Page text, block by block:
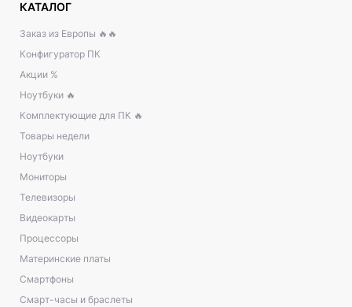
КАТАЛОГ
Заказ из Европы 🔥🔥
Конфигуратор ПК
Акции %
Ноутбуки 🔥
Комплектующие для ПК 🔥
Товары недели
Ноутбуки
Мониторы
Телевизоры
Видеокарты
Процессоры
Материнские платы
Смартфоны
Смарт-часы и браслеты